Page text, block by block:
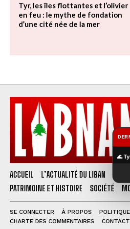
Tyr, les îles flottantes et l’olivier
en feu : le mythe de fondation
d’une cité née de la mer
ACCUEIL L’ACTUALITÉ DU LIBAN
PATRIMOINE ET HISTOIRE
SOCIÉTÉ
SE CONNECTER À PROPOS
CHARTE DES COMMENTAIRES
CONTACT
🌊